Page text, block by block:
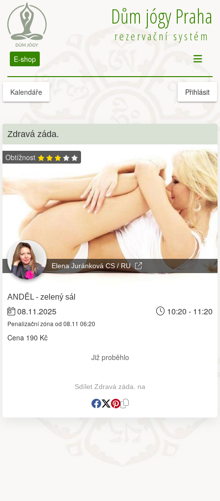
Dům jógy Praha
rezervační systém
E-shop
Kalendáře Přihlásit
Zdravá záda.
Obtížnost
Elena Juránková CS / RU
ANDĚL - zelený sál
08.11.2025 10:20 - 11:20
Penalizační zóna od 08.11 06:20
Cena 190 Kč
Již proběhlo
Sdílet Zdravá záda. na